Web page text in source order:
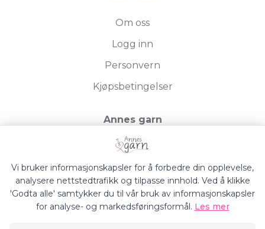
Om oss
Logg inn
Personvern
Kjøpsbetingelser
Annes garn
Storgata 19, 2750 Gran
Org.nr. 994050613
Vi bruker informasjonskapsler for å forbedre din opplevelse,
analysere nettstedtrafikk og tilpasse innhold. Ved å klikke
'Godta alle' samtykker du til vår bruk av informasjonskapsler
for analyse- og markedsføringsformål. Les mer